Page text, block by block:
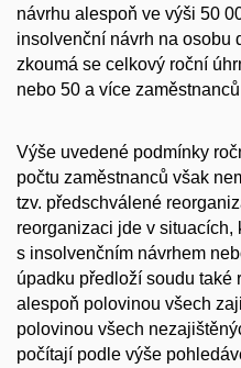
návrhu alespoň ve výši 50
insolvenční návrh na osobu
zkoumá se celkový roční
nebo 50 a více
Výše uvedené podmínky
počtu zaměstnanců však
tzv. předschválené
reorganizaci jde v situacích,
s insolvenčním návrhem
úpadku předloží soudu také
alespoň polovinou všech
polovinou všech
počítají podle výše